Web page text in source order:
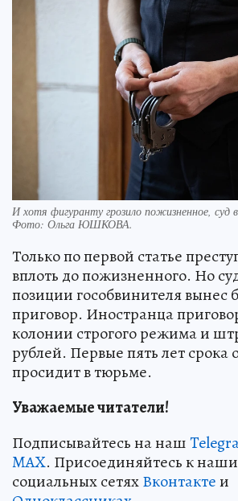
И хотя фигуранту грозило пожизненное, суд
Фото: Ольга ЮШКОВА.
Только по первой статье
вплоть до пожизненного. Но
позиции гособвинителя вынес
приговор. Иностранца
колонии строгого режима и
рублей. Первые пять лет
просидит в тюрьме.
Уважаемые читатели!
Подписывайтесь на наш
MAX. Присоединяйтесь к
социальных сетяхВконтактеи